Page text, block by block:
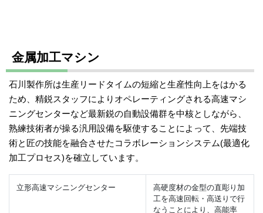
金属加工マシン
石川製作所は生産リードタイムの短縮と生産性向上をはかる
ため、精鋭スタッフによりオペレーティングされる高速マシ
ニングセンターなど最新鋭の自動設備群を中核としながら、
熟練技術者が操る汎用設備を駆使することによって、先端技
術と匠の技能を融合させたコラボレーションシステム(最適化
加工プロセス)を確立しています。
立形高速マシニングセンター
高硬度材の金型の直彫り加
工を高速回転・高送りで行
なうことにより、高能率